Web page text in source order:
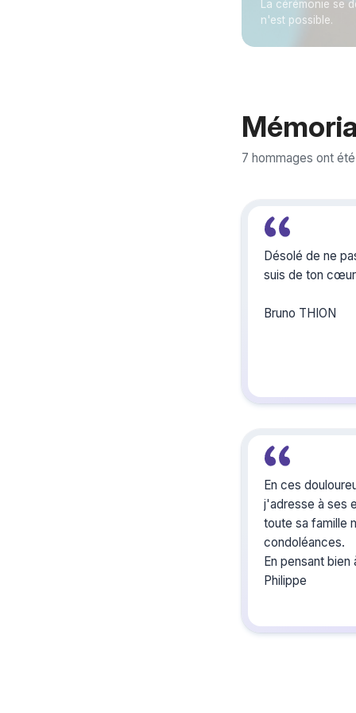
La cérémonie se
n'est possible.
7 hommages ont
Désolé de ne
suis de ton
Bruno THION
En ces
j'adresse à ses
toute sa famille
condoléances.
En pensant bien
Philippe